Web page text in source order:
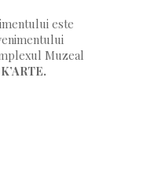
este
Muzeal